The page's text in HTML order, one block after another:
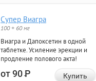
Супер Виагра
100 + 60 мг
Виагра и Дапоксетин в одной
таблетке. Усиление эрекции и
продление полового акта!
от 90Р Купить